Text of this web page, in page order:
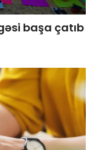
başa çatıb